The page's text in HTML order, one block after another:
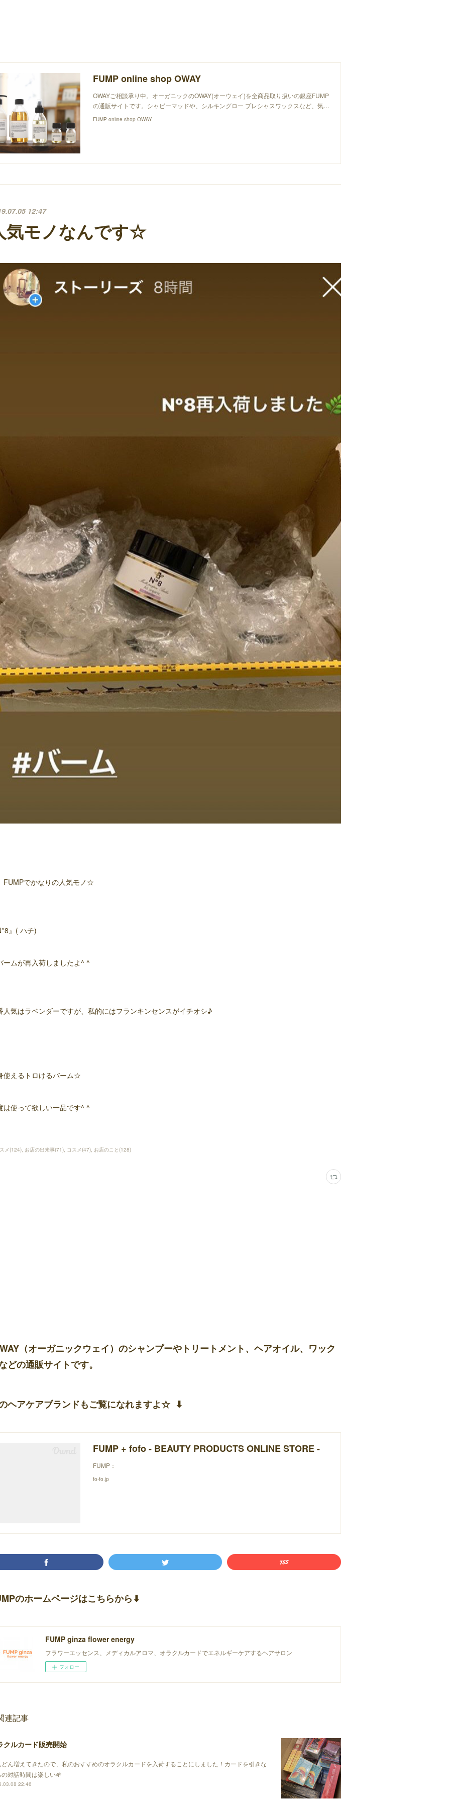
FUMP online shop OWAY
OWAYご相談承り中。オーガニックのOWAY(オーウェイ)を全商品取り扱いの銀座FUMP
の通販サイトです。シャビーマッドや、シルキングロー プレシャスワックスなど、気…
FUMP online shop OWAY
12:47
気モノなんです☆
FUMPでかなりの人気モノ☆
』( ハチ)
ームが再入荷しましたよ^ ^
人気はラベンダーですが、私的にはフランキンセンスがイチオシ♪
使えるトロけるバーム☆
は使って欲しい一品です^ ^
メ(124) お店の出来事(71) コスメ(47) お店のこと(128)
（オーガニックウェイ）のシャンプーやトリートメント、ヘアオイル、ワック
どの通販サイトです。
ヘアケアブランドもご覧になれますよ☆ ⬇︎
FUMP + fofo - BEAUTY PRODUCTS ONLINE STORE -
FUMP：
fo-fo.jp
のホームページはこちらから⬇︎
FUMP ginza flower energy
フラワーエッセンス、メディカルアロマ、オラクルカードでエネルギーケアするヘアサロン
フォロー
連記事
クルカード販売開始
ん増えてきたので、私のおすすめのオラクルカードを入荷することにしました！カードを引きな
対話時間は楽しい🌱
22:46